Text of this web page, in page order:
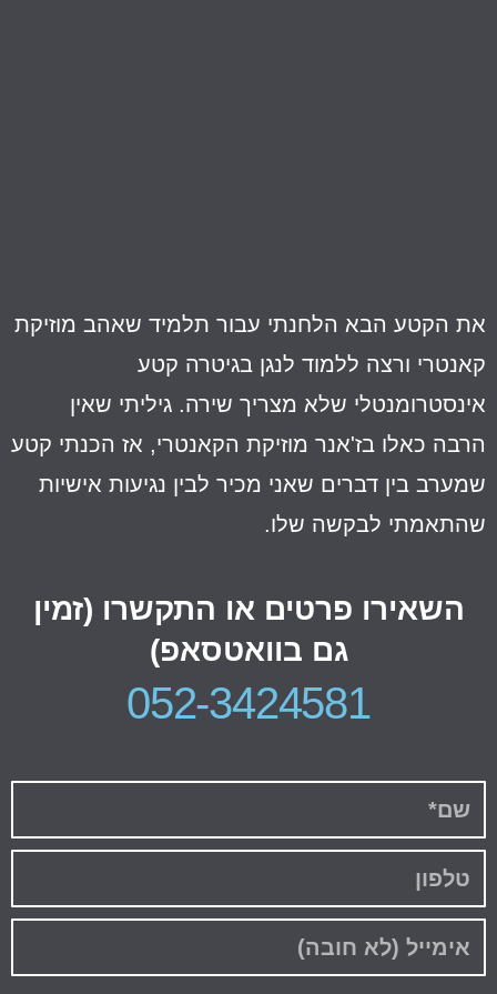
הקטע הבא הלחנתי עבור תלמיד שאהב מוזיקת
ורצה ללמוד לנגן בגיטרה קטע
שלא מצריך שירה. גיליתי שאין
כאלו בז'אנר מוזיקת הקאנטרי, אז הכנתי קטע
בין דברים שאני מכיר לבין נגיעות אישיות
לבקשה שלו.
השאירו פרטים או התקשרו (זמין
גם בוואטסאפ)
052-3424581